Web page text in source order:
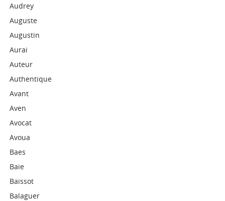
Audrey
Auguste
Augustin
Aurai
Auteur
Authentique
Avant
Aven
Avocat
Avoua
Baes
Baie
Baissot
Balaguer